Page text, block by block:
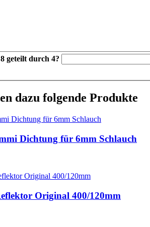
geteilt durch 4?
dazu folgende Produkte
Dichtung für 6mm Schlauch
Original 400/120mm